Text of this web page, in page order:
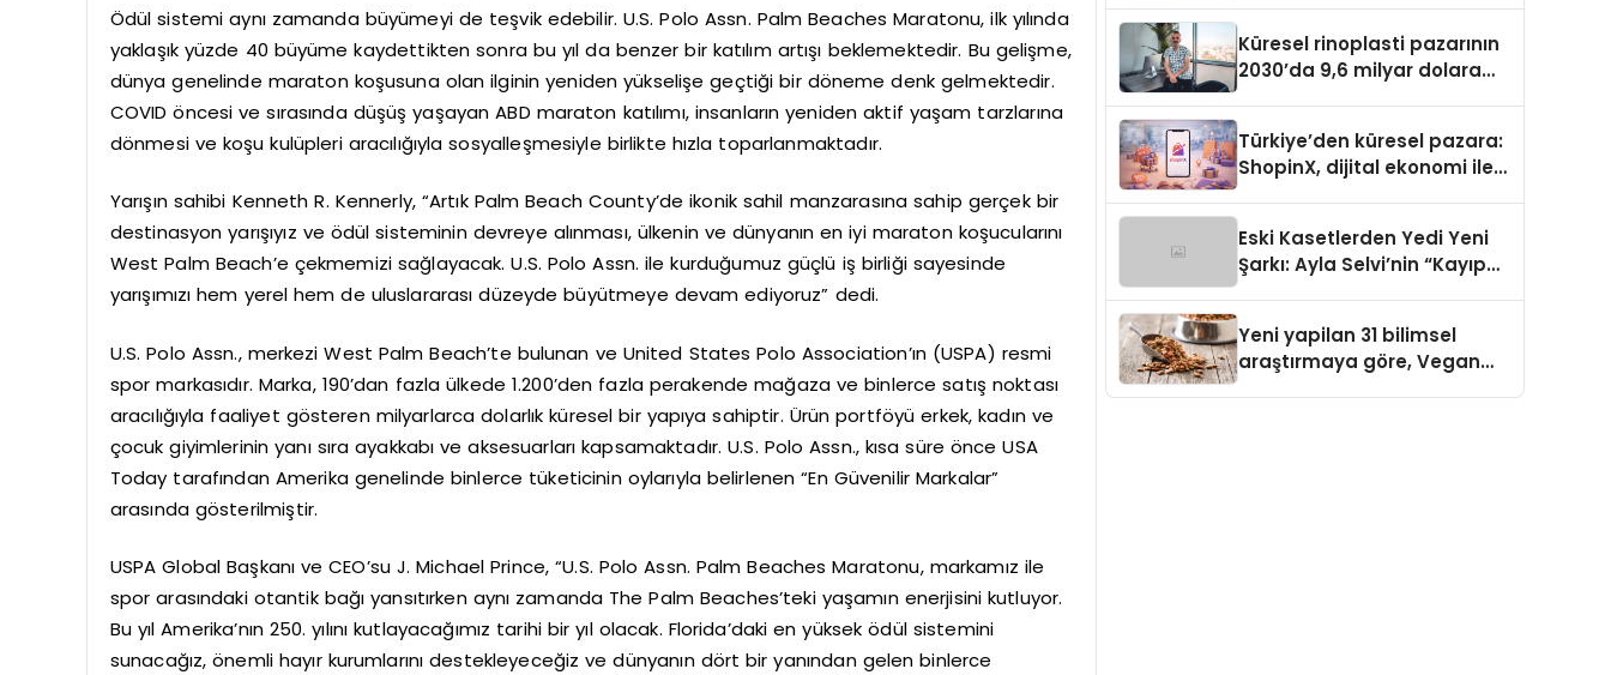
Ödül sistemi aynı zamanda büyümeyi de teşvik edebilir. U.S. Polo Assn. Palm Beaches Maratonu, ilk yılında
yaklaşık yüzde 40 büyüme kaydettikten sonra bu yıl da benzer bir katılım artışı beklemektedir. Bu gelişme,
dünya genelinde maraton koşusuna olan ilginin yeniden yükselişe geçtiği bir döneme denk gelmektedir.
COVID öncesi ve sırasında düşüş yaşayan ABD maraton katılımı, insanların yeniden aktif yaşam tarzlarına
dönmesi ve koşu kulüpleri aracılığıyla sosyalleşmesiyle birlikte hızla toparlanmaktadır.
Yarışın sahibi Kenneth R. Kennerly, “Artık Palm Beach County’de ikonik sahil manzarasına sahip gerçek bir
destinasyon yarışıyız ve ödül sisteminin devreye alınması, ülkenin ve dünyanın en iyi maraton koşucularını
West Palm Beach’e çekmemizi sağlayacak. U.S. Polo Assn. ile kurduğumuz güçlü iş birliği sayesinde
yarışımızı hem yerel hem de uluslararası düzeyde büyütmeye devam ediyoruz” dedi.
U.S. Polo Assn., merkezi West Palm Beach’te bulunan ve United States Polo Association’ın (USPA) resmi
spor markasıdır. Marka, 190’dan fazla ülkede 1.200’den fazla perakende mağaza ve binlerce satış noktası
aracılığıyla faaliyet gösteren milyarlarca dolarlık küresel bir yapıya sahiptir. Ürün portföyü erkek, kadın ve
çocuk giyimlerinin yanı sıra ayakkabı ve aksesuarları kapsamaktadır. U.S. Polo Assn., kısa süre önce USA
Today tarafından Amerika genelinde binlerce tüketicinin oylarıyla belirlenen “En Güvenilir Markalar”
arasında gösterilmiştir.
USPA Global Başkanı ve CEO’su J. Michael Prince, “U.S. Polo Assn. Palm Beaches Maratonu, markamız ile
spor arasındaki otantik bağı yansıtırken aynı zamanda The Palm Beaches’teki yaşamın enerjisini kutluyor.
Bu yıl Amerika’nın 250. yılını kutlayacağımız tarihi bir yıl olacak. Florida’daki en yüksek ödül sistemini
sunacağız, önemli hayır kurumlarını destekleyeceğiz ve dünyanın dört bir yanından gelen binlerce
Küresel rinoplasti pazarının
2030’da 9,6 milyar dolara
Türkiye’den küresel pazara:
ShopinX, dijital ekonomi ile
Eski Kasetlerden Yedi Yeni
Şarkı: Ayla Selvi’nin “Kayıp
Yeni yapilan 31 bilimsel
araştırmaya göre, Vegan